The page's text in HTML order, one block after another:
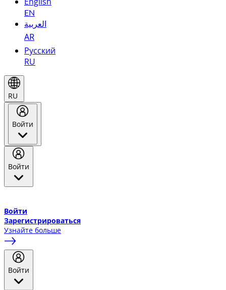
EN
العربية
AR
Русский
RU
RU
Войти
Войти
Войти
Зарегистрироваться
Узнайте больше
Войти